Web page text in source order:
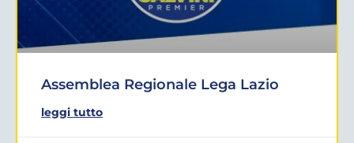
Assemblea Regionale Lega Lazio
leggi tutto